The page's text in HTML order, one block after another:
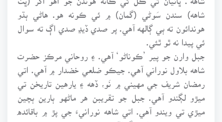
شاهه) سندن سَوڻي (گمان) ۾ ئي ڪونه هو. هاڻي ٻڌو
هوندائون ته ٻي ڳالهه آهي. پر صدي ڏيڍ صدي اڳ ته سوال
ئي پيدا نه ٿو ٿئي.
جبل وارن جو پير ’ڪوناڻو‘ آهي. ۽ روحاني مرڪز حضرت
شاهه بلاول نوراني آهي. جيڪو ضلعي خضدار ۾ آهي. اتي
رمضان شريف جي مهيني ۾ نَو، ڏهه ۽ يارهين تاريخن تي
ميڙو لڳندو آهي. جبل جو تقريبن هر ماڻهو ٻارين ٻچين
ميڙي تي ويندو آهي. اتي شاهه نورانيءَ جي پڙ ۾ باقائده